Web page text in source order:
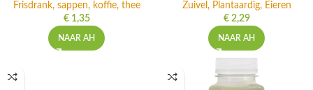
Frisdrank, sappen, koffie, thee
€1,35
NAAR AH
Zuivel, Plantaardig, Eieren
€2,29
NAAR AH